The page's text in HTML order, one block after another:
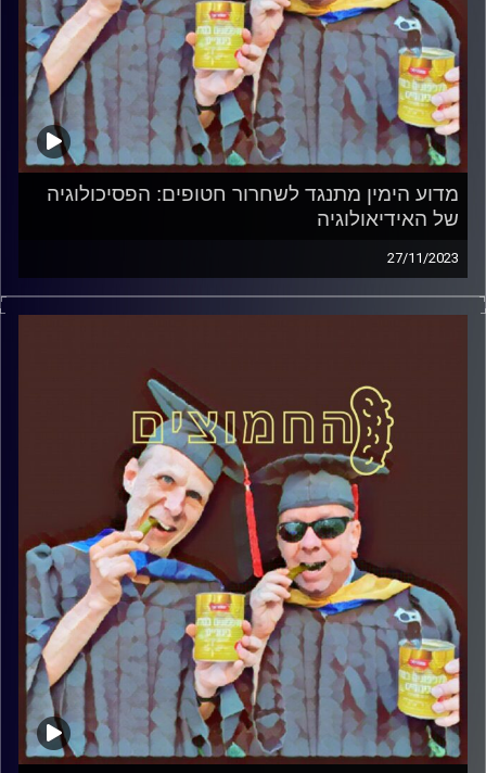
מדוע הימין מתנגד לשחרור חטופים: הפסיכולוגיה
של האידיאולוגיה
27/11/2023
המערכת הפוליטית על ספת הפסיכולוג, עם פרופסור בועז בן-
דוד ופרופסור גלעד הירשברגר.